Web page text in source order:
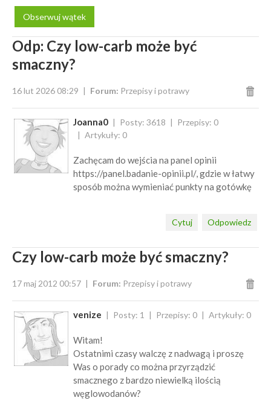
Obserwuj wątek
Odp: Czy low-carb może być
smaczny?
16 lut 2026 08:29 Forum: Przepisy i potrawy
Joanna0 Posty: 3618
Przepisy: 0
Artykuły: 0
Zachęcam do wejścia na panel opinii
https://panel.badanie-opinii.pl/, gdzie w łatwy
sposób można wymieniać punkty na gotówkę
Odpowiedz
Cytuj
Czy low-carb może być smaczny?
17 maj 2012 00:57 Forum: Przepisy i potrawy
venize Posty: 1 Przepisy: 0 Artykuły: 0
Witam!
Ostatnimi czasy walczę z nadwagą i proszę
Was o porady co można przyrządzić
smacznego z bardzo niewielką ilością
węglowodanów?